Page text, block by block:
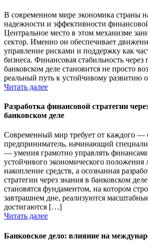
В современном мире экономика страны
надежности и эффективности
Центральное место в этом механизме
сектор. Именно он обеспечивает
управление рисками и поддержку как
бизнеса. Финансовая стабильность
банковском деле становится не просто
реальный путь к устойчивому развитию
Читать далее
Разработка финансовой стратегии
банковском деле
Современный мир требует от каждого —
предприниматель, начинающий
— умения грамотно управлять
устойчивого экономического положения
накопление средств, а осознанная
стратегии через знания в банковском
становятся фундаментом, на котором
завтрашнем дне, реализуются
достигаются […]
Читать далее
Банковское дело: влияние на